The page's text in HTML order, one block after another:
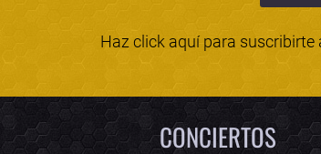
Haz click aquí para suscribirte
CONCIERTOS